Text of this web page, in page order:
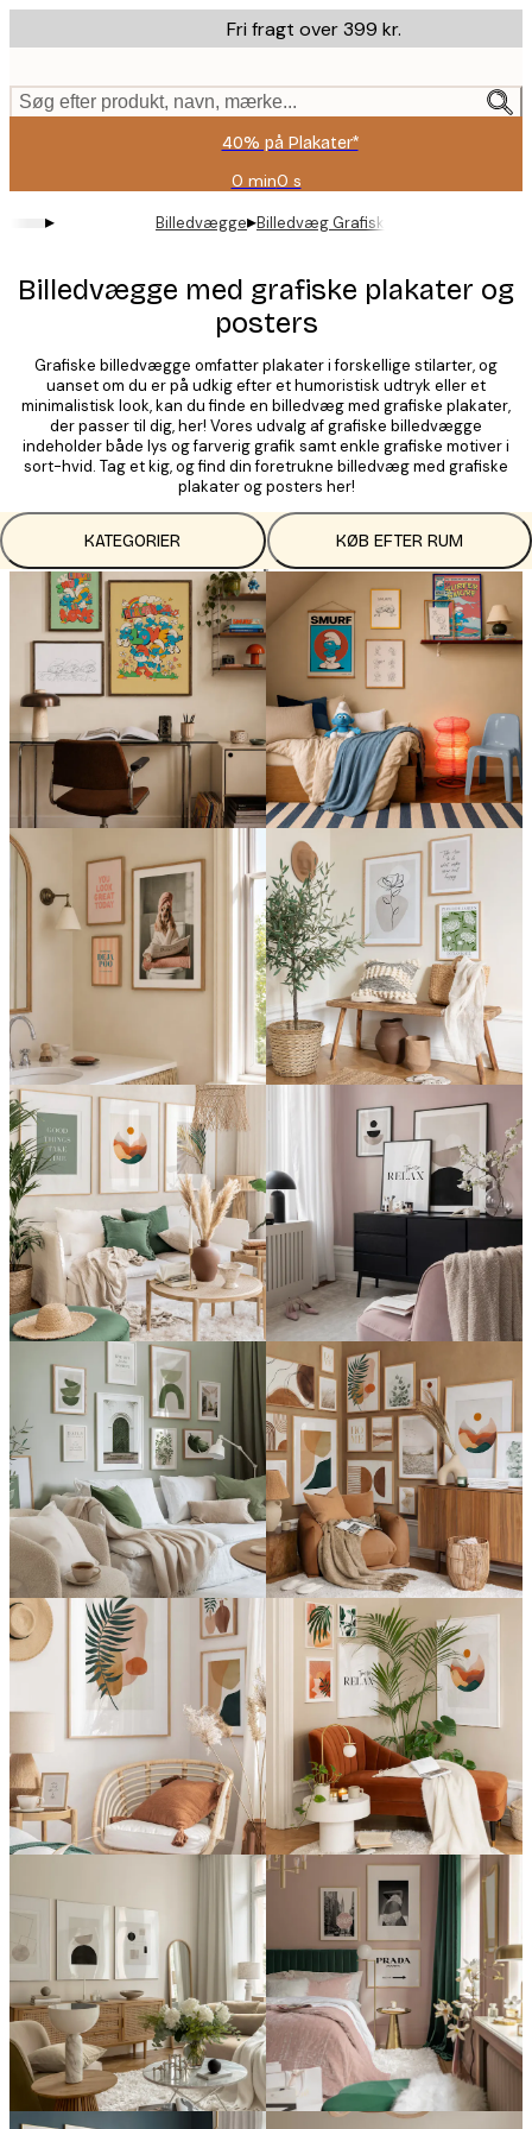
to
content.
Fri fragt over 399 kr.
Søg efter produkt, navn, mærke...
40% på Plakater*
0 min0 s
Gyldig
indtil:
2026-
▸ Billedvægge▸Billedvæg Grafisk
Billedvægge med grafiske plakater og
posters
Grafiske billedvægge omfatter plakater i forskellige stilarter, og
uanset om du er på udkig efter et humoristisk udtryk eller et
minimalistisk look, kan du finde en billedvæg med grafiske plakater,
der passer til dig, her! Vores udvalg af grafiske billedvægge
indeholder både lys og farverig grafik samt enkle grafiske motiver i
sort-hvid. Tag et kig, og find din foretrukne billedvæg med grafiske
plakater og posters her!
KATEGORIER KØB EFTER RUM